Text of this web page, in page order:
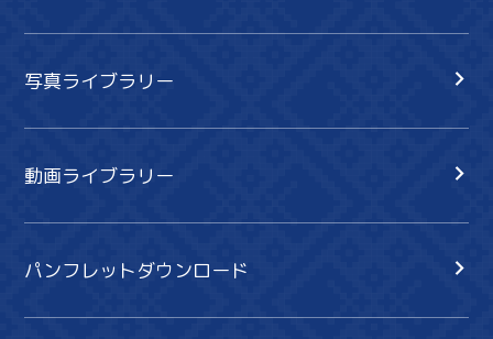
写真ライブラリー
動画ライブラリー
パンフレットダウンロード